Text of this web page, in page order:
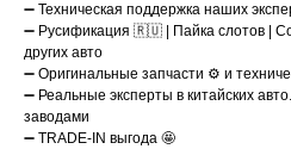
➖ Техническая поддержка наших
➖ Русификация 🇷🇺 | Пайка слотов |
других авто
➖ Оригинальные запчасти ⚙️ и
➖ Реальные эксперты в китайских
заводами
➖ TRADE-IN выгода 🤩